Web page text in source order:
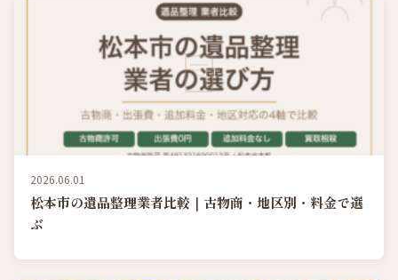
2026.06.01
松本市の遺品整理業者比較｜古物商・地区別・料金で選
ぶ